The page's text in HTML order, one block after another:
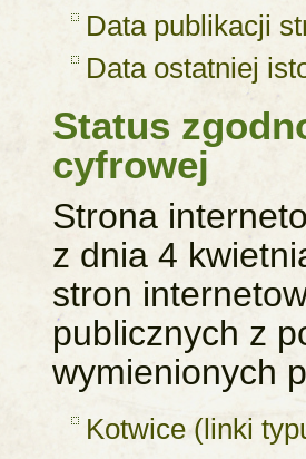
Data publikacji
Data ostatniej
Status
cyfrowej
Strona
z dnia 4
stron
publicznych z
wymienionych
Kotwice (linki